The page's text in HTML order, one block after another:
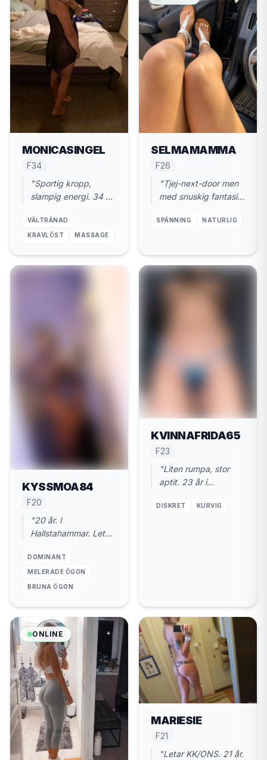
MONICASINGEL
F34
"Sportig kropp,
slampig energi. 34 år
Snabb träff, sen
hem."
VÄLTRÄNAD
KRAVLÖST MASSAGE
SELMAMAMMA
F26
"Tjej-next-door men
med snuskig fantasi.
Ses diskret."
SPÄNNING NATURLIG
KYSSMOA84
F20
"20 år. I
Hallstahammar. Letar
maraton. Diskret
läge."
DOMINANT
MELERADE ÖGON
BRUNA ÖGON
KVINNAFRIDA65
F23
"Liten rumpa, stor
aptit. 23 år i
och gör mig varm."
DISKRET KURVIG
ONLINE
MARIESIE
F21
"Letar KK/ONS. 21 år.